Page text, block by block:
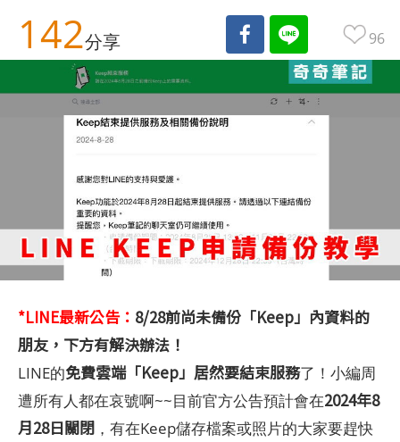
142分享 96
*LINE最新公告： 8/28前尚未備份「Keep」內資料的
朋友，下方有解決辦法！
LINE的免費雲端「Keep」居然要結束服務了！小編周
遭所有人都在哀號啊~~目前官方公告預計會在2024年8
月28日關閉 ，有在Keep儲存檔案或照片的大家要趕快